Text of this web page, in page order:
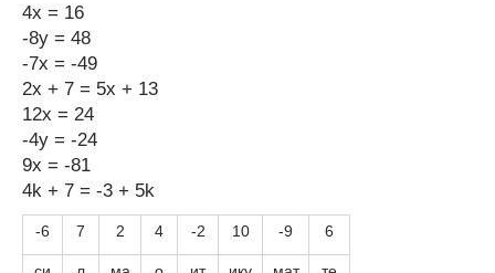
4х = 16
-8у = 48
-7х = -49
2x + 7 = 5x + 13
12x = 24
-4у = -24
9х = -81
4k + 7 = -3 + 5k
-6 7 2 4 -2 10 -9 6